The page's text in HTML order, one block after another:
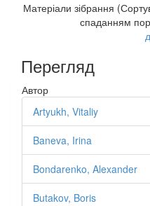
Матеріали зібрання
спаданням
Перегляд
Автор
Artyukh, Vitaliy
Baneva, Irina
Bondarenko, Alexander
Butakov, Boris